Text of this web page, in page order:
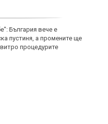
България вече е
пустиня, а промените ще
процедурите